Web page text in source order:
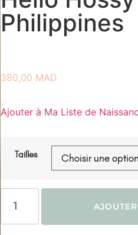
Philippines
380,00 MAD
Ajouter à Ma Liste de
Tailles